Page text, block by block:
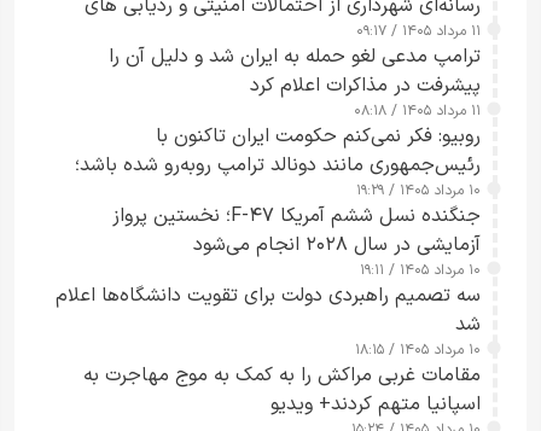
جاسوسی گفت
۱۱ مرداد ۱۴۰۵ / ۰۹:۱۷
ترامپ مدعی لغو حمله به ایران شد و دلیل آن را
پیشرفت در مذاکرات اعلام کرد
۱۱ مرداد ۱۴۰۵ / ۰۸:۱۸
روبیو: فکر نمی‌کنم حکومت ایران تاکنون با
رئیس‌جمهوری مانند دونالد ترامپ روبه‌رو شده باشد؛
کسی که واقعاً دست به اقدام می‌زند
۱۰ مرداد ۱۴۰۵ / ۱۹:۲۹
جنگنده نسل ششم آمریکا F-۴۷؛ نخستین پرواز
آزمایشی در سال ۲۰۲۸ انجام می‌شود
۱۰ مرداد ۱۴۰۵ / ۱۹:۱۱
سه تصمیم راهبردی دولت برای تقویت دانشگاه‌ها اعلام
شد
۱۰ مرداد ۱۴۰۵ / ۱۸:۱۵
مقامات غربی مراکش را به کمک به موج مهاجرت به
اسپانیا متهم کردند+ ویدیو